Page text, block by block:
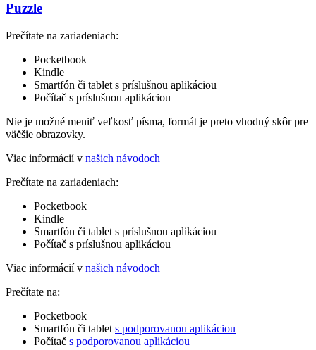
Puzzle
Prečítate na zariadeniach:
Pocketbook
Kindle
Smartfón či tablet s príslušnou aplikáciou
Počítač s príslušnou aplikáciou
Nie je možné meniť veľkosť písma, formát je preto vhodný skôr pre
väčšie obrazovky.
Viac informácií v našich návodoch
Prečítate na zariadeniach:
Pocketbook
Kindle
Smartfón či tablet s príslušnou aplikáciou
Počítač s príslušnou aplikáciou
Viac informácií v našich návodoch
Prečítate na:
Pocketbook
Smartfón či tablet s podporovanou aplikáciou
Počítač s podporovanou aplikáciou